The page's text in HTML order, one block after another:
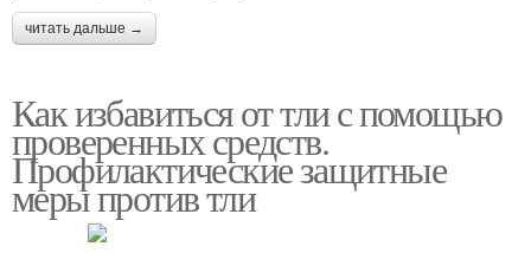
читать дальше →
Как избавиться от тли с помощью
проверенных средств.
Профилактические защитные
меры против тли